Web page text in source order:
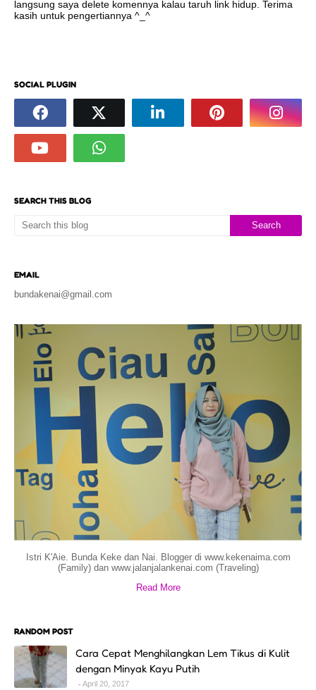
langsung saya delete komennya kalau taruh link hidup. Terima
kasih untuk pengertiannya ^_^
SOCIAL PLUGIN
SEARCH THIS BLOG
EMAIL
bundakenai@gmail.com
Istri K'Aie. Bunda Keke dan Nai. Blogger di www.kekenaima.com
(Family) dan www.jalanjalankenai.com (Traveling)
Read More
RANDOM POST
Cara Cepat Menghilangkan Lem Tikus di Kulit
dengan Minyak Kayu Putih
April 20, 2017